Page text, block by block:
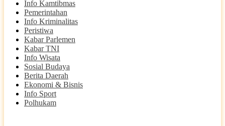
Info Kamtibmas
Pemerintahan
Info Kriminalitas
Peristiwa
Kabar Parlemen
Kabar TNI
Info Wisata
Sosial Budaya
Berita Daerah
Ekonomi & Bisnis
Info Sport
Polhukam